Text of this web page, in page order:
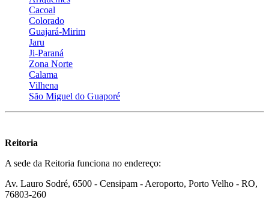
Cacoal
Colorado
Guajará-Mirim
Jaru
Ji-Paraná
Zona Norte
Calama
Vilhena
São Miguel do Guaporé
Reitoria
A sede da Reitoria funciona no endereço:
Av. Lauro Sodré, 6500 - Censipam - Aeroporto, Porto Velho - RO,
76803-260